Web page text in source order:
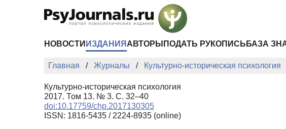
НОВОСТИ ИЗДАНИЯ АВТОРЫ ПОДАТЬ РУКОПИСЬ БАЗА
Главная Журналы Культурно-историческая психология
Культурно-историческая психология
2017. Том 13. № 3. С. 32–40
doi:10.17759/chp.2017130305
ISSN: 1816-5435 / 2224-8935 (online)